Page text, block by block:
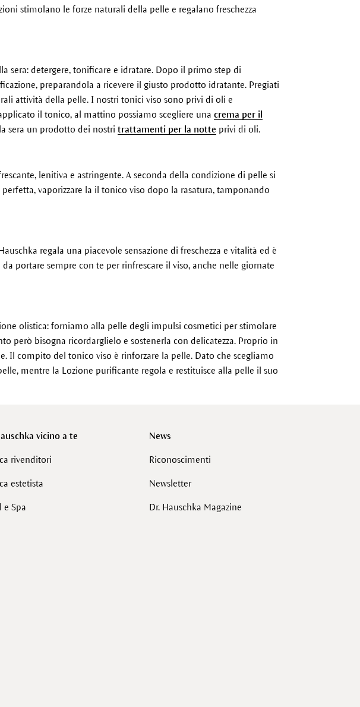
stimolano le forze naturali della pelle e regalano freschezza
sera: detergere, tonificare e idratare. Dopo il primo step di
preparandola a ricevere il giusto prodotto idratante. Pregiati
attività della pelle. I nostri tonici viso sono privi di oli e
il tonico, al mattino possiamo scegliere unacrema per il
sera un prodotto dei nostritrattamenti per la notte privi di oli.
lenitiva e astringente. A seconda della condizione di pelle si
vaporizzare la il tonico viso dopo la rasatura, tamponando
regala una piacevole sensazione di freschezza e vitalità ed è
portare sempre con te per rinfrescare il viso, anche nelle giornate
olistica: forniamo alla pelle degli impulsi cosmetici per stimolare
però bisogna ricordarglielo e sostenerla con delicatezza. Proprio in
Il compito del tonico viso è rinforzare la pelle. Dato che scegliamo
mentre la Lozione purificante regola e restituisce alla pelle il suo
vicino a te
rivenditori
estetista
e Spa
News
Riconoscimenti
Newsletter
Dr. Hauschka Magazine